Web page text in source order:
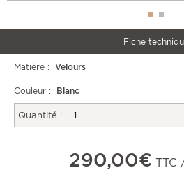
Fiche
Matière : Velours
Couleur : Blanc
Quantité :
290,00€ TTC